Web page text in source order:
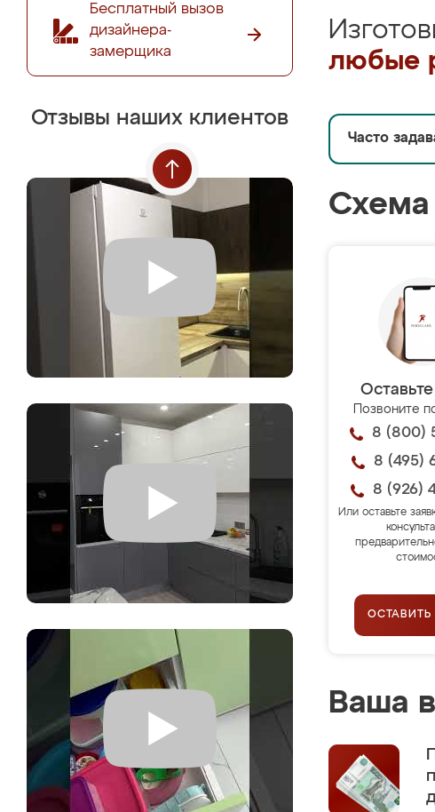
Бесплатный вызов
дизайнера-
замерщика
Отзывы наших клиентов
любые
Часто
Схема
Позвоните
8 (800)
8 (495)
8 (926)
Или оставьте
ОСТАВИТЬ
Ваша